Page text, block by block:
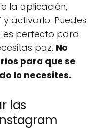
la aplicación,
y activarlo. Puedes
es perfecto para
paz. No
para que se
lo necesites.
las